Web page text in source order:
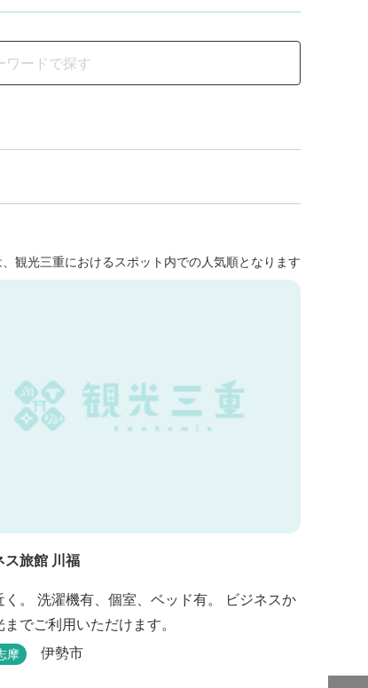
観光三重におけるスポット内での人気順となります
ス旅館 川福
く。 洗濯機有、個室、ベッド有。 ビジネスか
までご利用いただけます。
摩 伊勢市